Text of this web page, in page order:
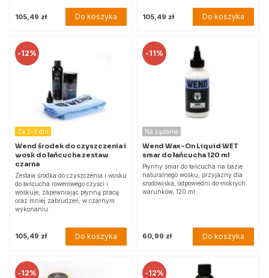
105,49 zł Do koszyka 105,49 zł Do koszyka
-12%
Za 2-3 dni
Wend środek do czyszczenia i
wosk do łańcucha zestaw
czarna
Zestaw środka do czyszczenia i wosku
do łańcucha rowerowego czyści i
woskuje, zapewniając płynną pracę
oraz mniej zabrudzeń; w czarnym
wykonaniu.
105,49 zł Do koszyka
-11%
Na żądanie
Wend Wax-On Liquid WET
smar do łańcucha 120 ml
Płynny smar do łańcucha na bazie
naturalnego wosku, przyjazny dla
środowiska, odpowiedni do mokrych
warunków, 120 ml.
60,99 zł Do koszyka
-12% -12%